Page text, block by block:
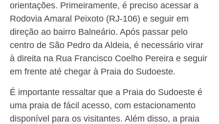
orientações. Primeiramente, é preciso acessar a
Rodovia Amaral Peixoto (RJ-106) e seguir em
direção ao bairro Balneário. Após passar pelo
centro de São Pedro da Aldeia, é necessário virar
à direita na Rua Francisco Coelho Pereira e seguir
em frente até chegar à Praia do Sudoeste.
É importante ressaltar que a Praia do Sudoeste é
uma praia de fácil acesso, com estacionamento
disponível para os visitantes. Além disso, a praia